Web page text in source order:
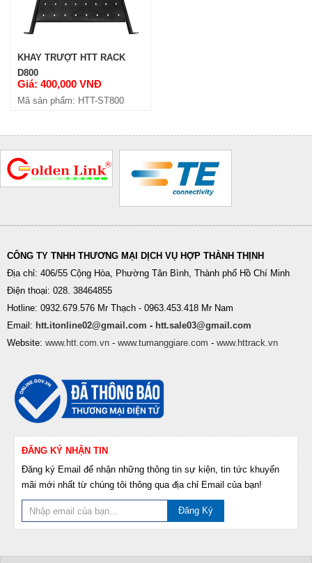
KHAY TRƯỢT HTT RACK
D800
Giá: 400,000 VNĐ
Mã sản phẩm: HTT-ST800
CÔNG TY TNHH THƯƠNG MẠI DỊCH VỤ HỢP THÀNH THỊNH
Địa chỉ: 406/55 Cộng Hòa, Phường Tân Bình, Thành phố Hồ Chí Minh
Điện thoại: 028. 38464855
Hotline: 0932.679.576 Mr Thạch - 0963.453.418 Mr Nam
Email: htt.itonline02@gmail.com - htt.sale03@gmail.com
Website: www.htt.com.vn - www.tumanggiare.com - www.httrack.vn
ĐĂNG KÝ NHẬN TIN
Đăng ký Email để nhận những thông tin sự kiện, tin tức khuyến
mãi mới nhất từ chúng tôi thông qua địa chỉ Email của bạn!
Đăng Ký